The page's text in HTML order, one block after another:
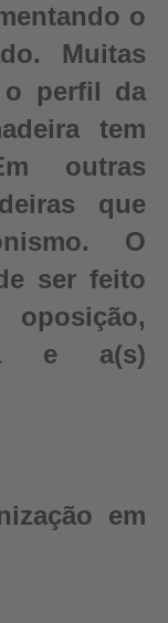
o
Muitas
o perfil da
tem
outras
que
O
ser feito
oposição,
e a(s)
em